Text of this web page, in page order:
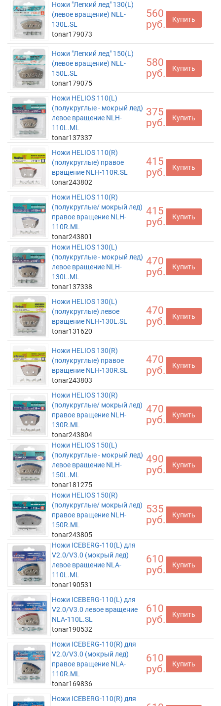
Ножи "Легкий лед" 130(L)
(левое вращение) NLL-
130L.SL
tonar179073
560
руб.
Купить
Ножи "Легкий лед" 150(L)
(левое вращение) NLL-
150L.SL
tonar179075
580
руб.
Купить
Ножи HELIOS 110(L)
(полукруглые - мокрый лед)
левое вращение NLH-
110L.ML
tonar137337
375
руб.
Купить
Ножи HELIOS 110(R)
(полукруглые) правое
вращение NLH-110R.SL
tonar243802
415
руб.
Купить
Ножи HELIOS 110(R)
(полукруглые/ мокрый лед)
правое вращение NLH-
110R.ML
tonar243801
415
руб.
Купить
Ножи HELIOS 130(L)
(полукруглые - мокрый лед)
левое вращение NLH-
130L.ML
tonar137338
470
руб.
Купить
Ножи HELIOS 130(L)
(полукруглые) левое
вращение NLH-130L.SL
tonar131620
470
руб.
Купить
Ножи HELIOS 130(R)
(полукруглые) правое
вращение NLH-130R.SL
tonar243803
470
руб.
Купить
Ножи HELIOS 130(R)
(полукруглые/ мокрый лед)
правое вращение NLH-
130R.ML
tonar243804
470
руб.
Купить
Ножи HELIOS 150(L)
(полукруглые - мокрый лед)
левое вращение NLH-
150L.ML
tonar181275
490
руб.
Купить
Ножи HELIOS 150(R)
(полукруглые/ мокрый лед)
правое вращение NLH-
150R.ML
tonar243805
535
руб.
Купить
Ножи ICEBERG-110(L) для
V2.0/V3.0 (мокрый лед)
левое вращение NLA-
110L.ML
tonar190531
610
руб.
Купить
Ножи ICEBERG-110(L) для
V2.0/V3.0 левое вращение
NLA-110L.SL
tonar190532
610
руб.
Купить
Ножи ICEBERG-110(R) для
V2.0/V3.0 (мокрый лед)
правое вращение NLA-
110R.ML
tonar169836
610
руб.
Купить
Ножи ICEBERG-110(R) для